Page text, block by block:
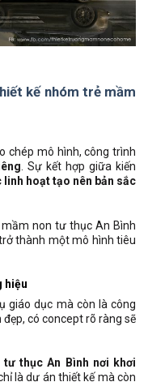
kế nhóm trẻ mầm
chép mô hình, công trình
. Sự kết hợp giữa kiến
linh hoạt tạo nên bản sắc
non tư thục An Bình
thành một mô hình tiêu
hiệu
giáo dục mà còn là công
có concept rõ ràng sẽ
thục An Bình nơi khơi
là dự án thiết kế mà còn